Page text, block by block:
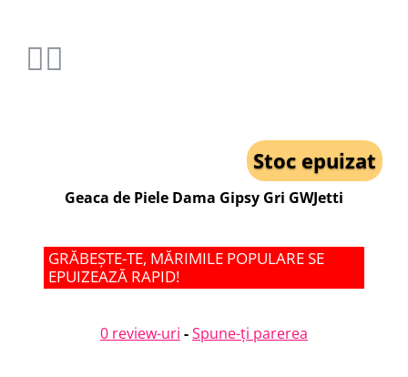
Stoc epuizat
Geaca de Piele Dama Gipsy Gri GWJetti
GRĂBEȘTE-TE, MĂRIMILE POPULARE SE
EPUIZEAZĂ RAPID!
0 review-uri -Spune-ţi parerea